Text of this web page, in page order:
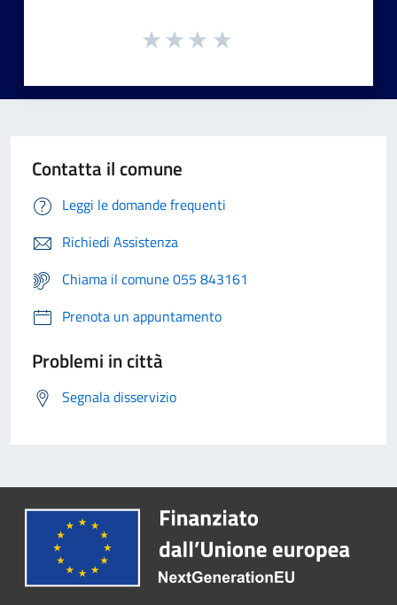
Contatta il comune
Leggi le domande frequenti
Richiedi Assistenza
Chiama il comune 055 843161
Prenota un appuntamento
Problemi in città
Segnala disservizio